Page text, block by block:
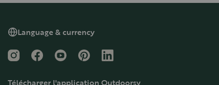
Language & currency
InstagramFacebookYouTubePinterestLinkedIn